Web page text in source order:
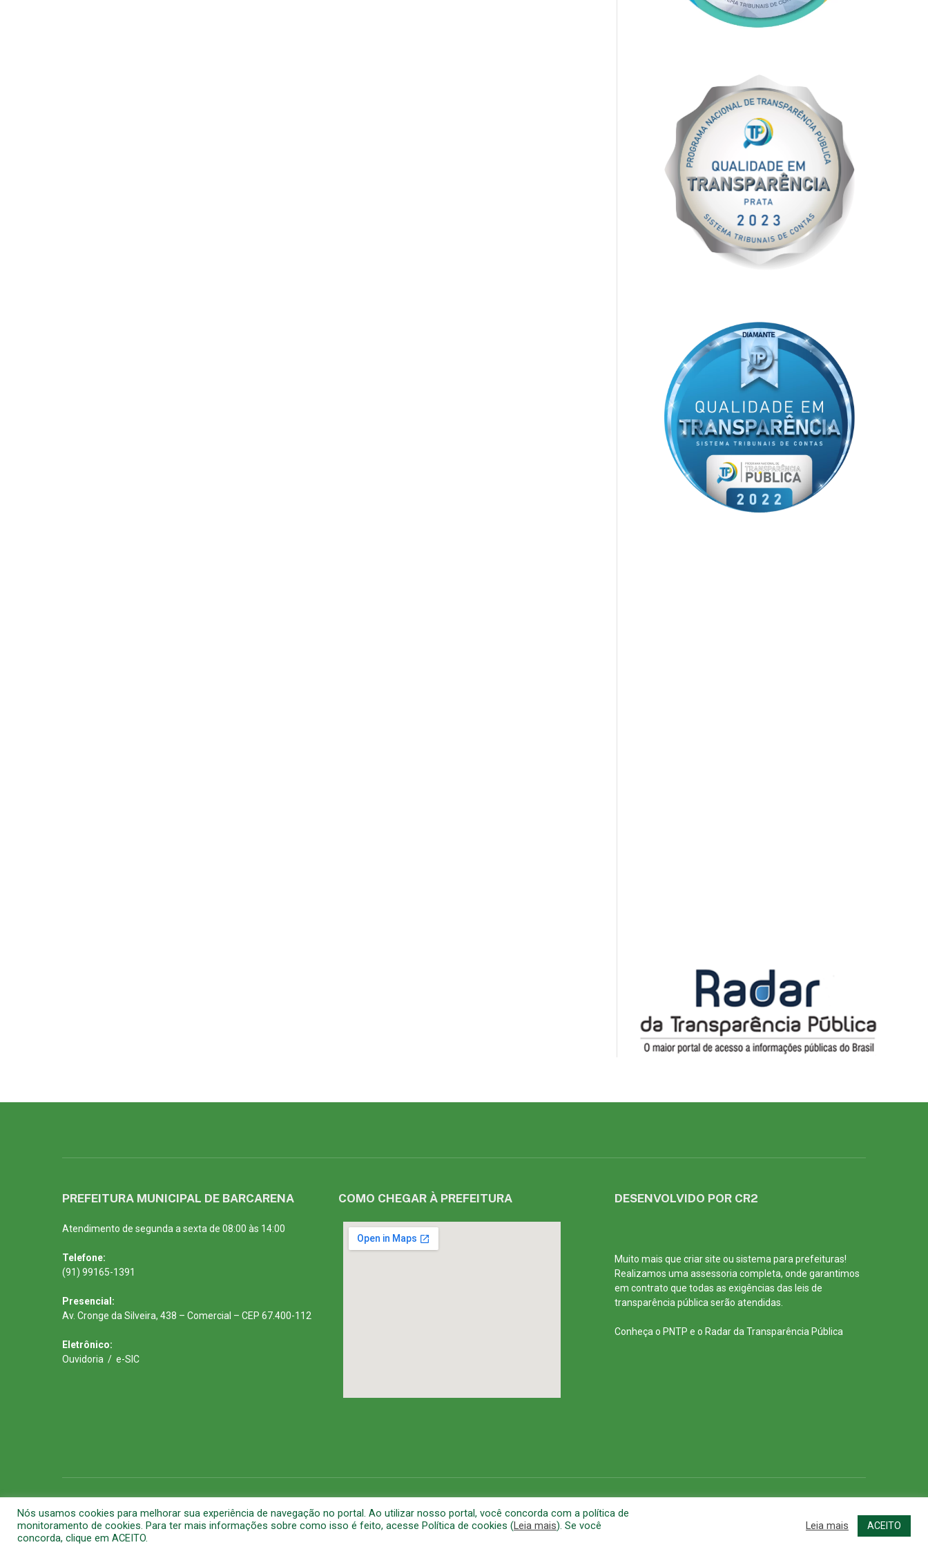
PREFEITURA MUNICIPAL DE BARCARENA
Atendimento de segunda a sexta de 08:00 às 14:00
Telefone:
(91) 99165-1391
Presencial:
Av. Cronge da Silveira, 438 – Comercial – CEP 67.400-112
Eletrônico:
Ouvidoria / e-SIC
COMO CHEGAR À PREFEITURA DESENVOLVIDO POR CR2
Muito mais que criar site ou sistema para prefeituras!
Realizamos uma assessoria completa, onde garantimos
em contrato que todas as exigências das leis de
transparência pública serão atendidas.
Conheça o PNTP e o Radar da Transparência Pública
Nós usamos cookies para melhorar sua experiência de navegação no portal. Ao utilizar nosso portal, você concorda com a política de
monitoramento de cookies. Para ter mais informações sobre como isso é feito, acesse Política de cookies (Leia mais). Se você
concorda, clique em ACEITO.
Leia mais ACEITO